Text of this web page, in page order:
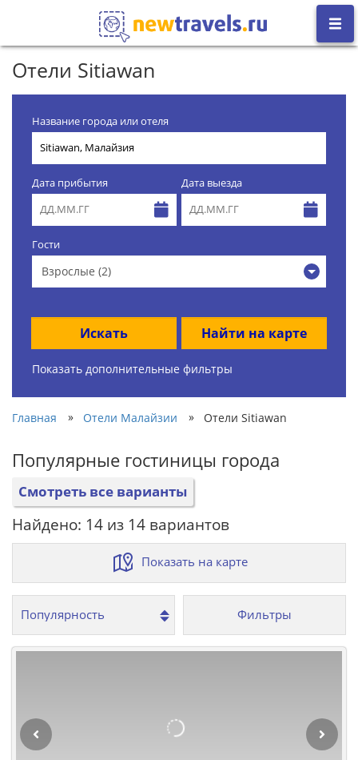
Отели Sitiawan
Название города или отеля
Дата прибытия Дата выезда
Гости
Взрослые (2)
Искать Найти на карте
Показать дополнительные фильтры
Главная » Отели Малайзии » Отели Sitiawan
Популярные гостиницы города
Смотреть все варианты
Найдено: 14 из 14 вариантов
Показать на карте
Фильтры